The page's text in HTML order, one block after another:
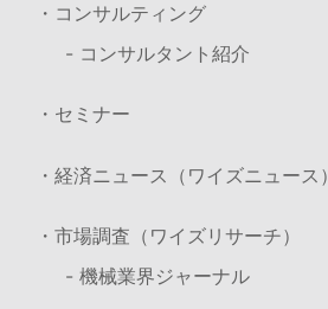
・コンサルティング
- コンサルタント紹介
・セミナー
・経済ニュース（ワイズニュース）
・市場調査（ワイズリサーチ）
- 機械業界ジャーナル